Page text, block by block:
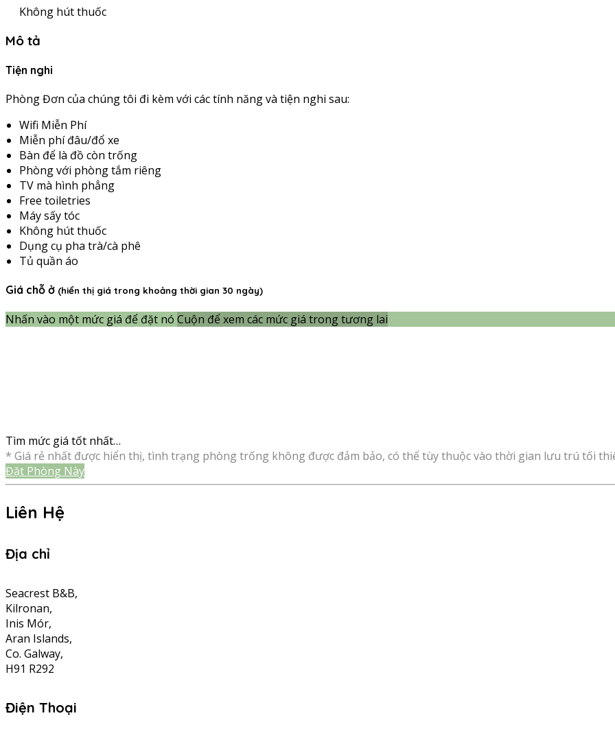
Không hút thuốc
Mô tả
Tiện nghi
Phòng Đơn của chúng tôi đi kèm với các tính năng và tiện nghi sau:
Wifi Miễn Phí
Miễn phí đâu/đổ xe
Bàn để là đồ còn trống
Phòng với phòng tắm riêng
TV mà hình phẳng
Free toiletries
Máy sấy tóc
Không hút thuốc
Dụng cụ pha trà/cà phê
Tủ quần áo
Giá chỗ ở (hiển thị giá trong khoảng thời gian 30 ngày)
Nhấn vào một mức giá để đặt nó Cuộn để xem các mức giá trong tương lai
Tìm mức giá tốt nhất…
* Giá rẻ nhất được hiển thị, tình trạng phòng trống không được đảm bảo, có thể tùy thuộc vào thời gian lưu trú tối
Đặt Phòng Này
Liên Hệ
Địa chỉ
Seacrest B&B,
Kilronan,
Inis Mór,
Aran Islands,
Co. Galway,
H91 R292
Điện Thoại